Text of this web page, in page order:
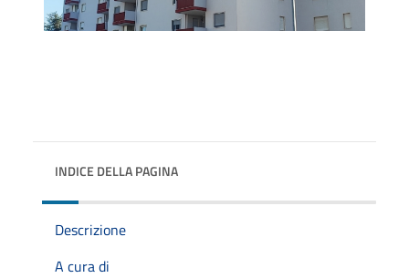
INDICE DELLA PAGINA
Descrizione
A cura di